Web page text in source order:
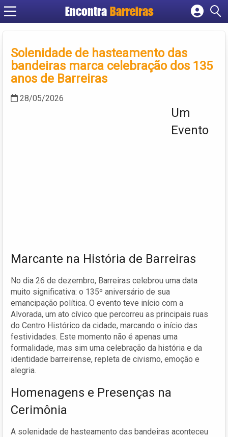
EncontraBarreiras
Cadastrar empresa
Criar conta
Solenidade de hasteamento das
bandeiras marca celebração dos 135
anos de Barreiras
28/05/2026
Um
Evento
Marcante na História de Barreiras
No dia 26 de dezembro, Barreiras celebrou uma data
muito significativa: o 135º aniversário de sua
emancipação política. O evento teve início com a
Alvorada, um ato cívico que percorreu as principais ruas
do Centro Histórico da cidade, marcando o início das
festividades. Este momento não é apenas uma
formalidade, mas sim uma celebração da história e da
identidade barreirense, repleta de civismo, emoção e
alegria.
Homenagens e Presenças na
Cerimônia
A solenidade de hasteamento das bandeiras aconteceu